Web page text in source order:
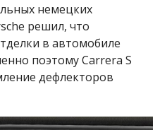
немецких
решил, что
в автомобиле
поэтому Carrera S
дефлекторов